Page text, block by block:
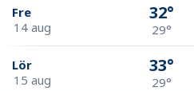
Fre
14 aug
32°
29°
Lör
15 aug
33°
29°